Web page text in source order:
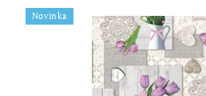
Novinka